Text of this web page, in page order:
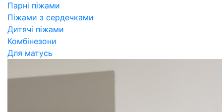
Парні піжами
Піжами з сердечками
Дитячі піжами
Комбінезони
Для матусь